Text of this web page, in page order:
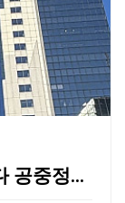
[오사카 야경·문화 코스] 우메다 공중정원 전망대 & …